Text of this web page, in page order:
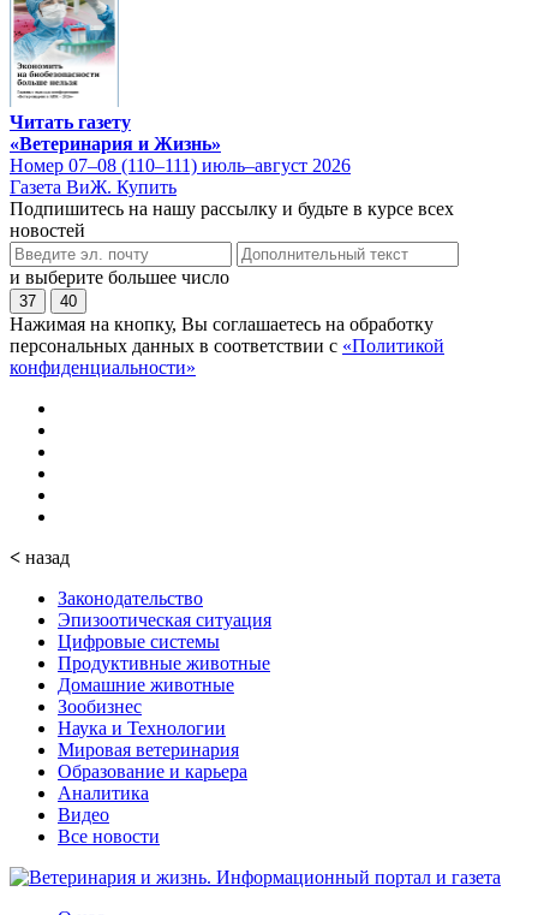
Читать газету
«Ветеринария и Жизнь»
Номер 07–08 (110–111) июль–август 2026
Газета ВиЖ. Купить
Подпишитесь на нашу рассылку и будьте в курсе всех
новостей
и выберите большее число
37 40
Нажимая на кнопку, Вы соглашаетесь на обработку
персональных данных в соответствии с «Политикой
конфиденциальности»
< назад
Законодательство
Эпизоотическая ситуация
Цифровые системы
Продуктивные животные
Домашние животные
Зообизнес
Наука и Технологии
Мировая ветеринария
Образование и карьера
Аналитика
Видео
Все новости